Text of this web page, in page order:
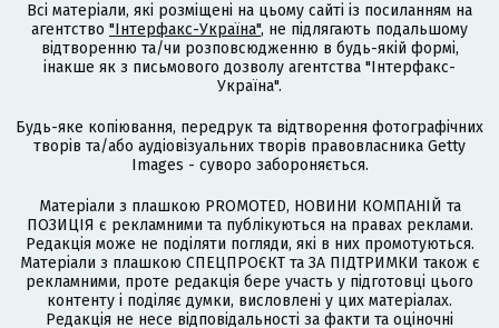
Всі матеріали, які розміщені на цьому сайті із посиланням на
агентство "Інтерфакс-Україна", не підлягають подальшому
відтворенню та/чи розповсюдженню в будь-якій формі,
інакше як з письмового дозволу агентства "Інтерфакс-
Україна".
Будь-яке копіювання, передрук та відтворення фотографічних
творів та/або аудіовізуальних творів правовласника Getty
Images - суворо забороняється.
Матеріали з плашкою PROMOTED, НОВИНИ КОМПАНІЙ та
ПОЗИЦІЯ є рекламними та публікуються на правах реклами.
Редакція може не поділяти погляди, які в них промотуються.
Матеріали з плашкою СПЕЦПРОЄКТ та ЗА ПІДТРИМКИ також є
рекламними, проте редакція бере участь у підготовці цього
контенту і поділяє думки, висловлені у цих матеріалах.
Редакція не несе відповідальності за факти та оціночні